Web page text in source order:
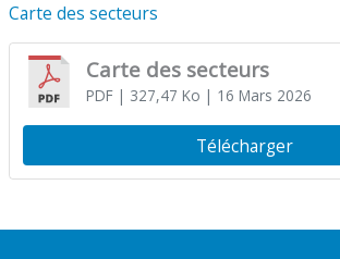
Carte des secteurs
Carte des secteurs
PDF| 327,47 Ko | 16 Mars 2026
Télécharger